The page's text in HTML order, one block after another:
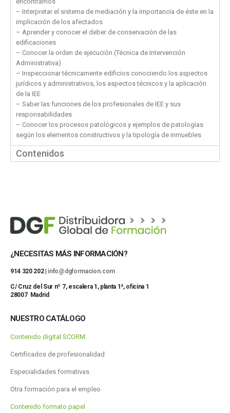
– Interpretar el sistema de mediación y la importancia de éste en la
implicación de los afectados
– Aprender y conocer el deber de conservación de las
edificaciones
– Conocer la orden de ejecución (Técnica de Intervención
Administrativa)
– Inspeccionar técnicamente edificios conociendo los aspectos
jurídicos y administrativos, los aspectos técnicos y la aplicación
de la IEE
– Saber las funciones de los profesionales de IEE y sus
responsabilidades
– Conocer los procesos patológicos y ejemplos de patologías
según los elementos constructivos y la tipología de inmuebles
Contenidos
¿NECESITAS MÁS INFORMACIÓN?
914 320 202 | info@dgformacion.com
C/ Cruz del Sur nº 7, escalera 1, planta 1ª, oficina 1
28007 Madrid
NUESTRO CATÁLOGO
Contenido digital SCORM
Certificados de profesionalidad
Especialidades formativas
Otra formación para el empleo
Contenido formato papel